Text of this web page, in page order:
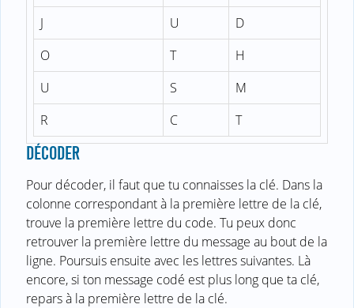
J
U
D
O
T
H
U
S
M
R
C T
DÉCODER
Pour décoder, il faut que tu connaisses la clé. Dans la
colonne correspondant à la première lettre de la clé,
trouve la première lettre du code. Tu peux donc
retrouver la première lettre du message au bout de la
ligne. Poursuis ensuite avec les lettres suivantes. Là
encore, si ton message codé est plus long que ta clé,
repars à la première lettre de la clé.